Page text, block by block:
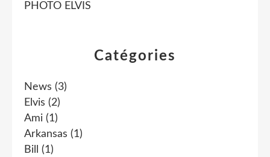
Catégories
News (3)
Elvis (2)
Ami (1)
Arkansas (1)
Bill
(1)
PHOTO ELVIS